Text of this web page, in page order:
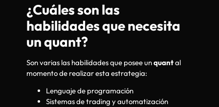
¿Cuáles son las
habilidades que necesita
un quant?
Son varias las habilidades que posee unquantal
momento de realizar esta estrategia:
Lenguaje de programación
Sistemas de trading y automatización